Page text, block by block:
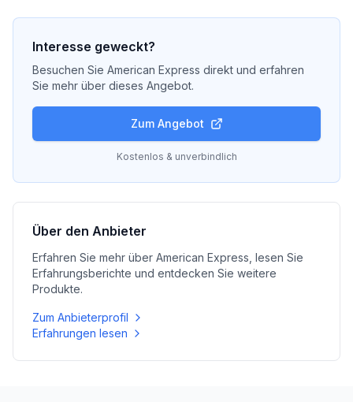
Interesse geweckt?
Besuchen Sie American Express direkt und erfahren
Sie mehr über dieses Angebot.
Zum Angebot
Kostenlos & unverbindlich
Über den Anbieter
Erfahren Sie mehr über American Express , lesen Sie
Erfahrungsberichte und entdecken Sie weitere
Produkte.
Zum Anbieterprofil
Erfahrungen lesen